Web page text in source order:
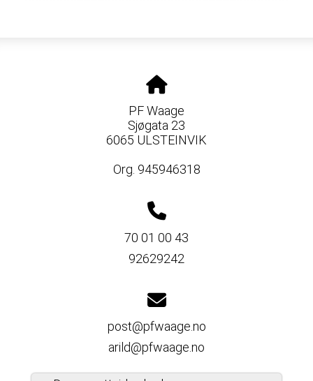
PF Waage
Sjøgata 23
6065 ULSTEINVIK
Org. 945946318
70 01 00 43
92629242
post@pfwaage.no
arild@pfwaage.no